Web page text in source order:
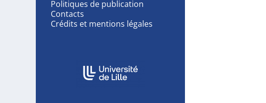
Politiques de publication
Contacts
Crédits et mentions légales
Affiliations/partenaires